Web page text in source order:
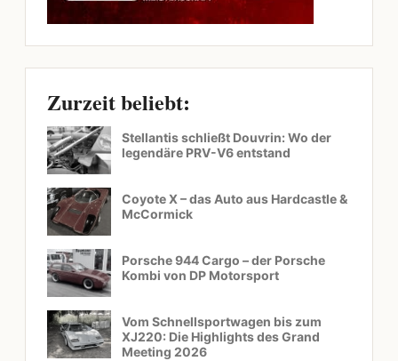
Zurzeit beliebt:
Stellantis schließt Douvrin: Wo der
legendäre PRV-V6 entstand
Coyote X – das Auto aus Hardcastle &
McCormick
Porsche 944 Cargo – der Porsche
Kombi von DP Motorsport
Vom Schnellsportwagen bis zum
XJ220: Die Highlights des Grand
Meeting 2026